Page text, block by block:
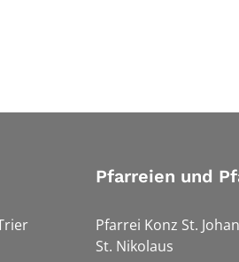
Pfarreien und
Pfarrei Konz St.
St. Nikolaus